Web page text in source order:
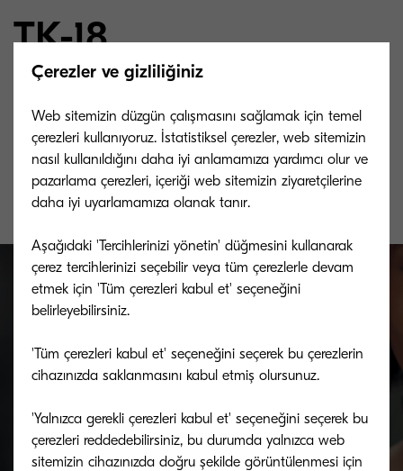
TK-18
%5 doluluk oranına göre 7.200 A4 sayfa kapasiteli
microfine toner (ISO 10561B)
hizmetleriyle ilgili sorularınızda size yardımcı
olmak için burada.
Çerezler ve gizliliğiniz
Web sitemizin düzgün çalışmasını sağlamak için temel
çerezleri kullanıyoruz. İstatistiksel çerezler, web sitemizin
nasıl kullanıldığını daha iyi anlamamıza yardımcı olur ve
pazarlama çerezleri, içeriği web sitemizin ziyaretçilerine
daha iyi uyarlamamıza olanak tanır.
Aşağıdaki 'Tercihlerinizi yönetin' düğmesini kullanarak
çerez tercihlerinizi seçebilir veya tüm çerezlerle devam
etmek için 'Tüm çerezleri kabul et' seçeneğini
belirleyebilirsiniz.
'Tüm çerezleri kabul et' seçeneğini seçerek bu çerezlerin
cihazınızda saklanmasını kabul etmiş olursunuz.
'Yalnızca gerekli çerezleri kabul et' seçeneğini seçerek bu
çerezleri reddedebilirsiniz, bu durumda yalnızca web
sitemizin cihazınızda doğru şekilde görüntülenmesi için